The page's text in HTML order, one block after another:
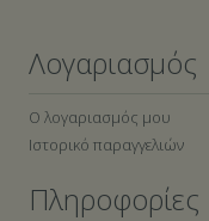
Λογαριασμός
Ο λογαριασμός μου
Ιστορικό παραγγελιών
Πληροφορίες